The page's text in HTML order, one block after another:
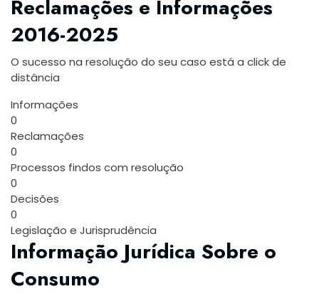
Reclamações e Informações
2016-2025
O sucesso na resolução do seu caso está a click de
distância
Informações
0
Reclamações
0
Processos findos com resolução
0
Decisões
0
Legislação e Jurisprudência
Informação Jurídica Sobre o
Consumo